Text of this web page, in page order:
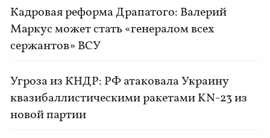
Кадровая реформа Драпатого: Валерий
Маркус может стать «генералом всех
сержантов» ВСУ
Угроза из КНДР: РФ атаковала Украину
квазибаллистическими ракетами KN-23 из
новой партии